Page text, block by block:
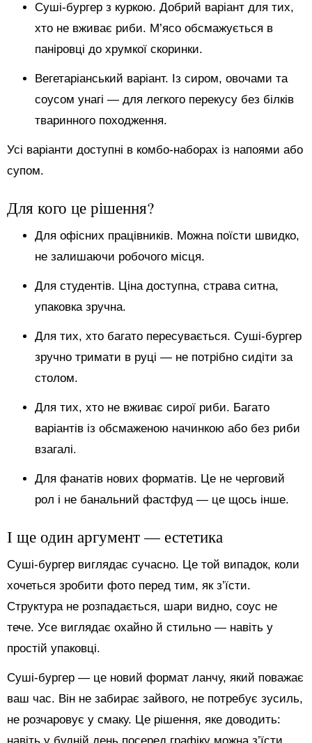
Суші-бургер з куркою. Добрий варіант для тих,
хто не вживає риби. М’ясо обсмажується в
паніровці до хрумкої скоринки.
Вегетаріанський варіант. Із сиром, овочами та
соусом унагі — для легкого перекусу без білків
тваринного походження.
Усі варіанти доступні в комбо-наборах із напоями або
супом.
Для кого це рішення?
Для офісних працівників. Можна поїсти швидко,
не залишаючи робочого місця.
Для студентів. Ціна доступна, страва ситна,
упаковка зручна.
Для тих, хто багато пересувається. Суші-бургер
зручно тримати в руці — не потрібно сидіти за
столом.
Для тих, хто не вживає сирої риби. Багато
варіантів із обсмаженою начинкою або без риби
взагалі.
Для фанатів нових форматів. Це не черговий
рол і не банальний фастфуд — це щось інше.
І ще один аргумент — естетика
Суші-бургер виглядає сучасно. Це той випадок, коли
хочеться зробити фото перед тим, як з’їсти.
Структура не розпадається, шари видно, соус не
тече. Усе виглядає охайно й стильно — навіть у
простій упаковці.
Суші-бургер — це новий формат ланчу, який поважає
ваш час. Він не забирає зайвого, не потребує зусиль,
не розчаровує у смаку. Це рішення, яке доводить: